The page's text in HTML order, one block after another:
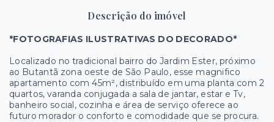
Descrição do imóvel
*FOTOGRAFIAS ILUSTRATIVAS DO DECORADO*
Localizado no tradicional bairro do Jardim Ester, próximo
ao Butantã zona oeste de São Paulo, esse magnifico
apartamento com 45m², distribuído em uma planta com 2
quartos, varanda conjugada a sala de jantar, estar e Tv,
banheiro social, cozinha e área de serviço oferece ao
futuro morador o conforto e comodidade que se procura.